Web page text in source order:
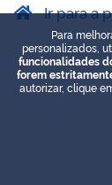
Ir para a
Para
personalizados,
funcionalidades
forem
autorizar, clique